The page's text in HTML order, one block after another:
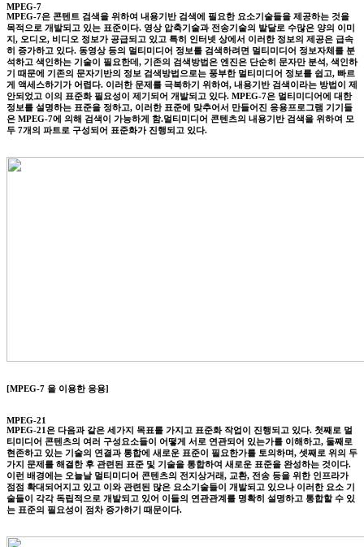
MPEG-7
MPEG-7은 콘텐트 검색을 위하여 내용기반 검색에 필요한 요소기술들을 제공하는 것을
목적으로 개발되고 있는 표준이다. 영상 압축기술과 전송기술의 발달로 수많은 양의 이미
지, 오디오, 비디오 정보가 공급되고 있고 특히 인터넷 상에서 이러한 정보의 제공은 급속
히 증가하고 있다. 동영상 등의 멀티미디어 정보를 검색하려면 멀티미디어 정보자체를 분
석하고 색인하는 기술이 필요한데, 기존의 검색방법은 엔진은 단순히 문자만 분석, 색인하
기 때문에 기존의 문자기반의 정보 검색방법으로는 풍부한 멀티미디어 정보를 쉽고, 빠르
게 액세스하기가 어렵다. 이러한 문제를 극복하기 위하여, 내용기반 검색이라는 방법이 제
안되었고 이의 표준화 필요성이 제기되어 개발되고 있다. MPEG-7은 멀티미디어에 대한
정보를 설명하는 표준을 정하고, 이러한 표준에 맞추어서 만들어진 응용프로그램 기기들
은 MPEG-7에 의해 검색이 가능하게 함.멀티미디어 콘텐츠의 내용기반 검색을 위하여 모
두 7개의 파트로 구성되어 표준화가 진행되고 있다.
[MPEG-7 을 이용한 응용]
MPEG-21
MPEG-21은 다음과 같은 세가지 목표를 가지고 표준화 작업이 진행되고 있다. 첫째로 멀
티미디어 콘텐츠의 여러 구성요소들이 어떻게 서로 연관되어 있는가를 이해하고, 둘째로
현존하고 있는 기술의 연결과 통합에 새로운 표준이 필요한가를 토의하며, 셋째로 위의 두
가지 문제를 해결한 후 관련된 표준 및 기술을 통합하여 새로운 표준을 완성하는 것이다.
이런 배경에는 오늘날 멀티미디어 콘텐츠의 전지상거래, 교환, 전송 등을 위한 인프라가
점점 확대되어지고 있고 이와 관련된 많은 요소기술들이 개발되고 있으나 이러한 요소 기
술들이 각각 독립적으로 개발되고 있어 이들의 연관관계를 명확히 설명하고 통합할 수 있
는 표준의 필요성이 점차 증가하기 때문이다.